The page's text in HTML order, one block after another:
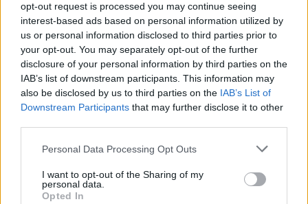
opt-out request is processed you may continue seeing
interest-based ads based on personal information utilized by
us or personal information disclosed to third parties prior to
your opt-out. You may separately opt-out of the further
disclosure of your personal information by third parties on the
IAB’s list of downstream participants. This information may
also be disclosed by us to third parties on the IAB’s List of
Downstream Participants that may further disclose it to other
Personal Data Processing Opt Outs
I want to opt-out of the Sharing of my
personal data.
Opted In